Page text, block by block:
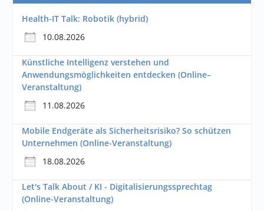
Health-IT Talk: Robotik (hybrid)
10.08.2026
Künstliche Intelligenz verstehen und
Anwendungsmöglichkeiten entdecken (Online–
Veranstaltung)
11.08.2026
Mobile Endgeräte als Sicherheitsrisiko? So schützen
Unternehmen (Online-Veranstaltung)
18.08.2026
Let's Talk About / KI - Digitalisierungssprechtag
(Online-Veranstaltung)